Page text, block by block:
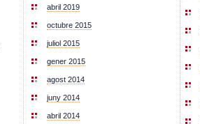
abril 2019
octubre 2015
juliol 2015
gener 2015
agost 2014
juny 2014
abril 2014